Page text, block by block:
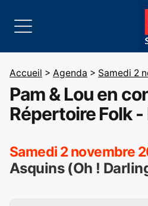
Accueil > Agenda > Samedi 2
Pam & Lou en
Répertoire Folk -
Samedi 2 novembre
Asquins (Oh !